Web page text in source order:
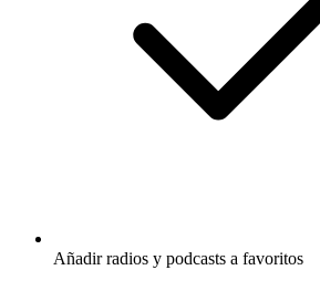
Añadir radios y podcasts a favoritos